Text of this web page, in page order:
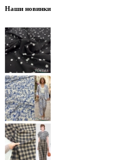
Наши новинки